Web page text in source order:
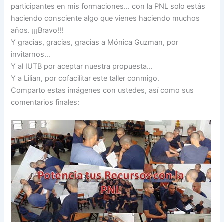
participantes en mis formaciones… con la PNL solo estás
haciendo consciente algo que vienes haciendo muchos
años. ¡¡¡Bravo!!!
Y gracias, gracias, gracias a Mónica Guzman, por
invitarnos…
Y al IUTB por aceptar nuestra propuesta…
Y a Lilian, por cofacilitar este taller conmigo.
Comparto estas imágenes con ustedes, así como sus
comentarios finales: